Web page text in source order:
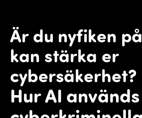
Är du nyfiken
kan stärka er
cybersäkerhet?
Hur AI